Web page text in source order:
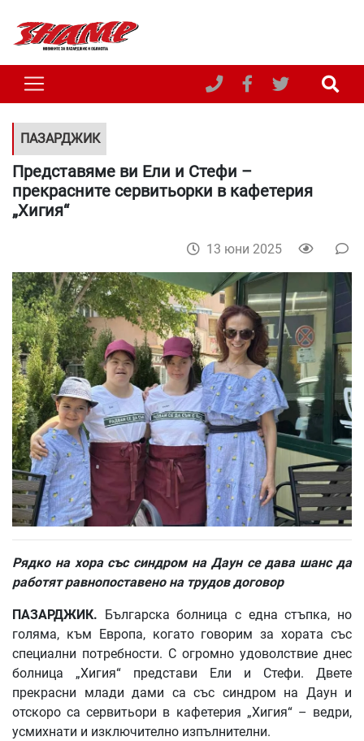
ПАЗАРДЖИК
Представяме ви Ели и Стефи –
прекрасните сервитьорки в кафетерия
„Хигия“
13 юни 2025
Рядко на хора със синдром на Даун се дава шанс да
работят равнопоставено на трудов договор
ПАЗАРДЖИК.
Българска болница с една стъпка, но
голяма, към Европа, когато говорим за хората със
специални потребности. С огромно удоволствие днес
болница „Хигия“ представи Ели и Стефи. Двете
прекрасни млади дами са със синдром на Даун и
отскоро са сервитьори в кафетерия „Хигия“ – ведри,
усмихнати и изключително изпълнителни.